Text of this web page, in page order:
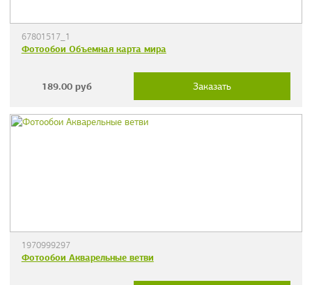
67801517_1
Фотообои Объемная карта мира
189.00 руб Заказать
1970999297
Фотообои Акварельные ветви